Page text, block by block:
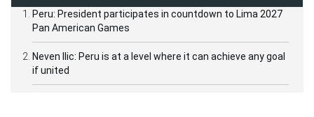
Peru: President participates in countdown to Lima 2027
Pan American Games
Neven Ilic: Peru is at a level where it can achieve any goal
if united